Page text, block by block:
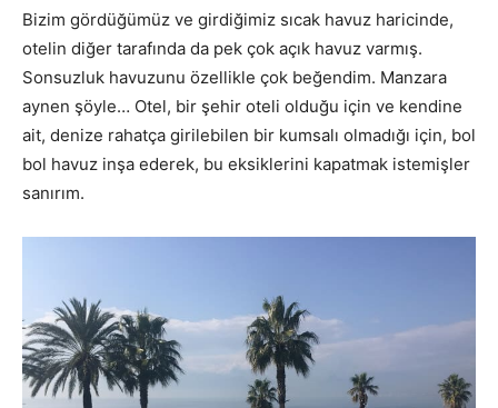
Bizim gördüğümüz ve girdiğimiz sıcak havuz haricinde,
otelin diğer tarafında da pek çok açık havuz varmış.
Sonsuzluk havuzunu özellikle çok beğendim. Manzara
aynen şöyle… Otel, bir şehir oteli olduğu için ve kendine
ait, denize rahatça girilebilen bir kumsalı olmadığı için, bol
bol havuz inşa ederek, bu eksiklerini kapatmak istemişler
sanırım.